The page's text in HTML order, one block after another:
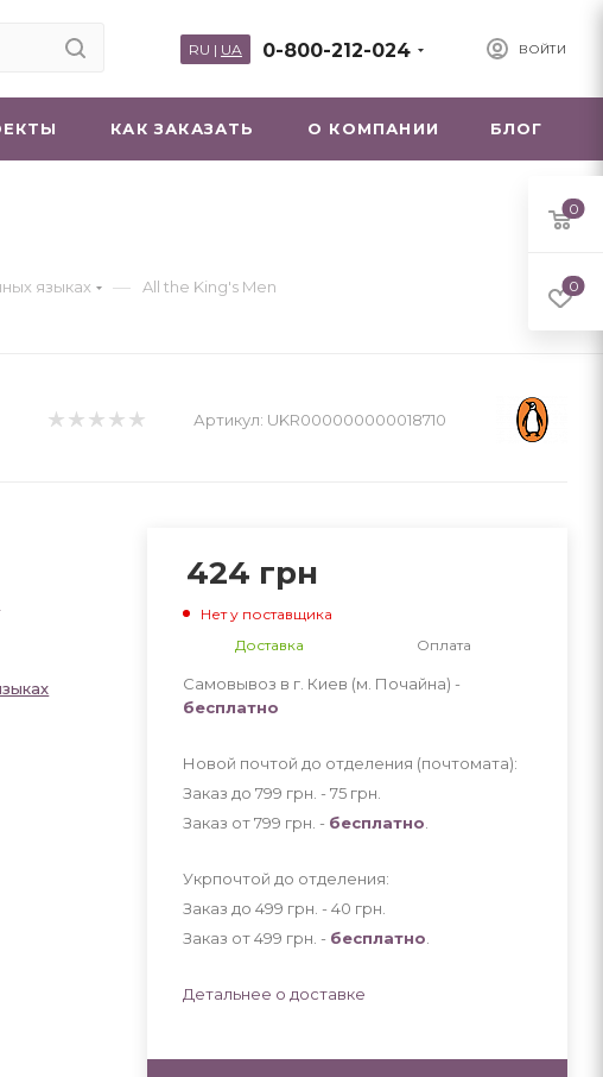
ВОЙТИ
0-800-212-024
RU | UA
КАК ЗАКАЗАТЬ О КОМПАНИИ БЛОГ
языках — All the King's Men
Артикул: UKR000000000018710
424 грн
Нет у поставщика
Доставка
Оплата
Самовывоз в г. Киев (м. Почайна) -
бесплатно
Новой почтой до отделения (почтомата):
Заказ до 799 грн. - 75 грн
Заказ от 799 грн. - бесплатно
Укрпочтой до отделения:
Заказ до 499 грн. - 40 грн
Заказ от 499 грн. - бесплатно
Детальнее о доставке
0
0